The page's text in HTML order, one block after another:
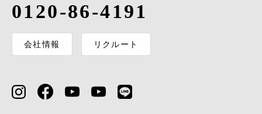
0120-86-4191
会社情報 リクルート